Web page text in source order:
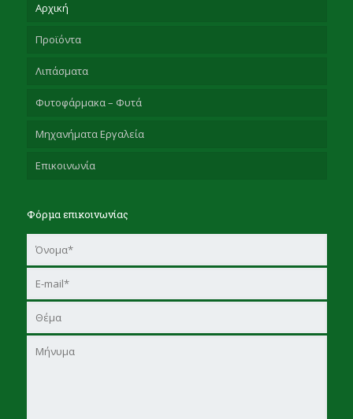
Αρχική
Προϊόντα
Ζωοτροφές
Δημητριακά
Τροφές Μελισσών
Είδη συσκευασίας αγροτικών προϊόντων
Λιπάσματα
Φυτοφάρμακα – Φυτά
Μηχανήματα Εργαλεία
Επικοινωνία
Φόρμα επικοινωνίας